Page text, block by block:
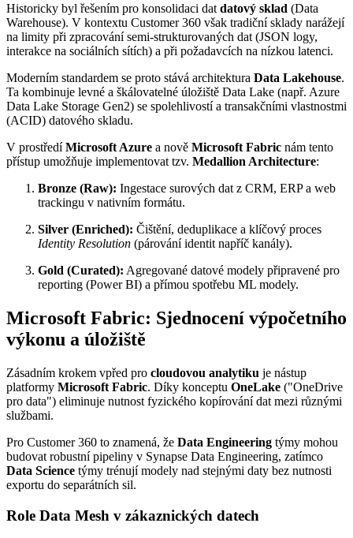
Historicky byl řešením pro konsolidaci dat datový sklad (Data
Warehouse). V kontextu Customer 360 však tradiční sklady narážejí
na limity při zpracování semi-strukturovaných dat (JSON logy,
interakce na sociálních sítích) a při požadavcích na nízkou latenci.
Moderním standardem se proto stává architektura Data Lakehouse.
Ta kombinuje levné a škálovatelné úložiště Data Lake (např. Azure
Data Lake Storage Gen2) se spolehlivostí a transakčními vlastnostmi
(ACID) datového skladu.
V prostředíMicrosoft Azure a nově Microsoft Fabric nám tento
přístup umožňuje implementovat tzv. Medallion Architecture:
Bronze (Raw): Ingestace surových dat z CRM, ERP a web
trackingu v nativním formátu.
Silver (Enriched): Čištění, deduplikace a klíčový proces
Identity Resolution (párování identit napříč kanály).
Gold (Curated): Agregované datové modely připravené pro
reporting (Power BI) a přímou spotřebu ML modely.
Microsoft Fabric: Sjednocení výpočetního
výkonu a úložiště
Zásadním krokem vpřed pro cloudovou analytiku je nástup
platformy Microsoft Fabric. Díky konceptu OneLake ("OneDrive
pro data") eliminuje nutnost fyzického kopírování dat mezi různými
službami.
Pro Customer 360 to znamená, že Data Engineering týmy mohou
budovat robustní pipeliny v Synapse Data Engineering, zatímco
Data Science týmy trénují modely nad stejnými daty bez nutnosti
exportu do separátních sil.
Role Data Mesh v zákaznických datech